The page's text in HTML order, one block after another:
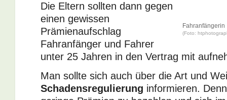
Fahranfängerin
(Foto:
Die Eltern sollten dann gegen
einen gewissen
Prämienaufschlag
Fahranfänger und Fahrer
unter 25 Jahren in den Vertrag mit
Man sollte sich auch über die Art und
Schadensregulierung informieren.